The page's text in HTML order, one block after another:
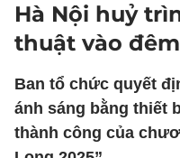
Hà Nội huỷ
thuật vào
Ban tổ chức quyết
ánh sáng bằng thiết
thành công của